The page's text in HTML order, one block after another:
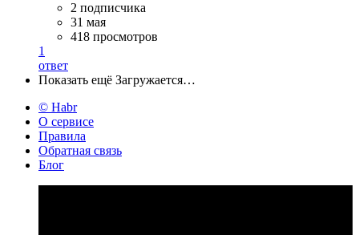
2 подписчика
31 мая
418 просмотров
1
ответ
Показать ещё Загружается…
© Habr
О сервисе
Правила
Обратная связь
Блог